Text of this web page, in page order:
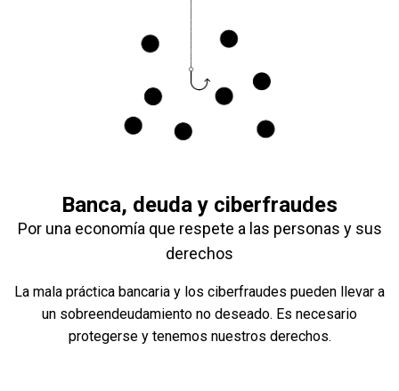
Banca, deuda y ciberfraudes
Por una economía que respete a las personas y sus
derechos
La mala práctica bancaria y los ciberfraudes pueden llevar a
un sobreendeudamiento no deseado. Es necesario
protegerse y tenemos nuestros derechos.